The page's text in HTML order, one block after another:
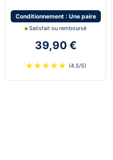
Conditionnement : Une paire
Satisfait ou remboursé
39,90 €
★ ★ ★ ★ ★ (4.5/5)